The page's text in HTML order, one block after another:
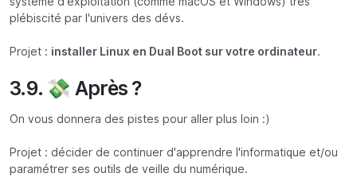
plébiscité par l'univers des dévs.
Projet : installer Linux en Dual Boot sur votre ordinateur.
3.9. 💸 Après ?
On vous donnera des pistes pour aller plus loin :)
Projet : décider de continuer d'apprendre l'informatique et/ou
paramétrer ses outils de veille du numérique.